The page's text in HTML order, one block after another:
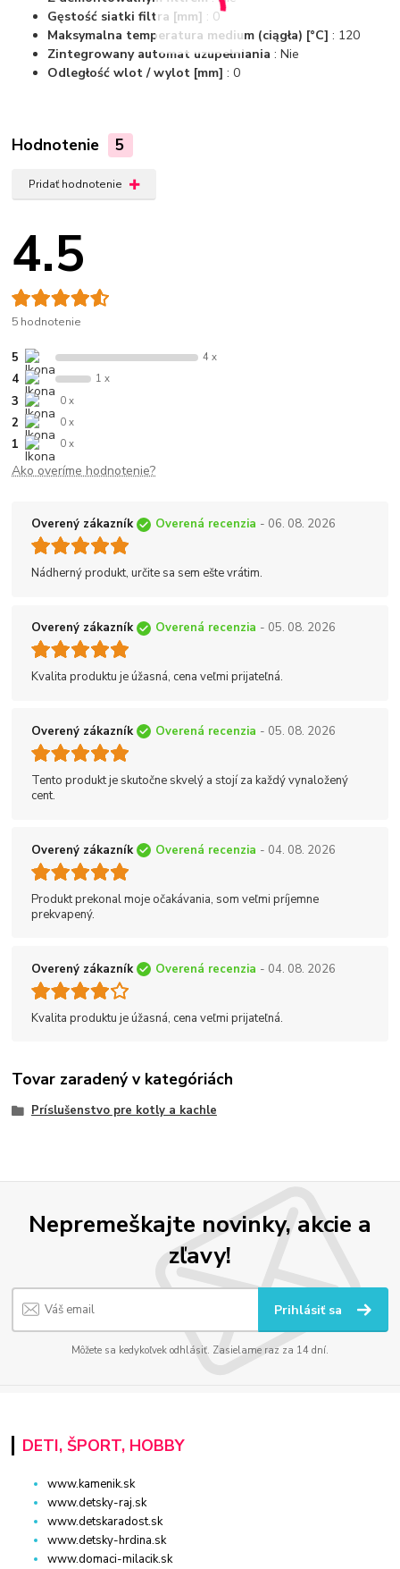
Gęstość siatki filtra [mm] : 0
Maksymalna temperatura medium (ciągła) [°C] : 120
Zintegrowany automat uzupełniania : Nie
Odległość wlot / wylot [mm] : 0
Hodnotenie 5
Pridať hodnotenie
4.5
5 hodnotenie
5 4 x
4 1 x
3 0 x
2 0 x
1 0 x
Ako overíme hodnotenie?
Overený zákazník Overená recenzia - 06. 08. 2026
Nádherný produkt, určite sa sem ešte vrátim.
Overený zákazník Overená recenzia - 05. 08. 2026
Kvalita produktu je úžasná, cena veľmi prijateľná.
Overený zákazník Overená recenzia - 05. 08. 2026
Tento produkt je skutočne skvelý a stojí za každý vynaložený
cent.
Overený zákazník Overená recenzia - 04. 08. 2026
Produkt prekonal moje očakávania, som veľmi príjemne
prekvapený.
Overený zákazník Overená recenzia - 04. 08. 2026
Kvalita produktu je úžasná, cena veľmi prijateľná.
Tovar zaradený v kategóriách
Príslušenstvo pre kotly a kachle
Nepremeškajte novinky, akcie a
zľavy!
Prihlásiť sa
Môžete sa kedykoľvek odhlásiť. Zasielame raz za 14 dní.
DETI, ŠPORT, HOBBY
www.kamenik.sk
www.detsky-raj.sk
www.detskaradost.sk
www.detsky-hrdina.sk
www.domaci-milacik.sk